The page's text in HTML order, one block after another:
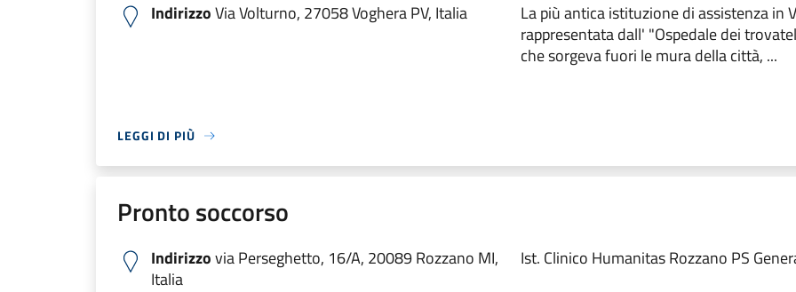
IndirizzoVia Volturno, 27058 Voghera PV, Italia
La più antica istituzione di assistenza in
rappresentata dall' "Ospedale dei
che sorgeva fuori le mura della città, ...
LEGGI DI PIÙ
Pronto soccorso
Indirizzovia Perseghetto, 16/A, 20089 Rozzano MI,
Italia
Ist. Clinico Humanitas Rozzano PS